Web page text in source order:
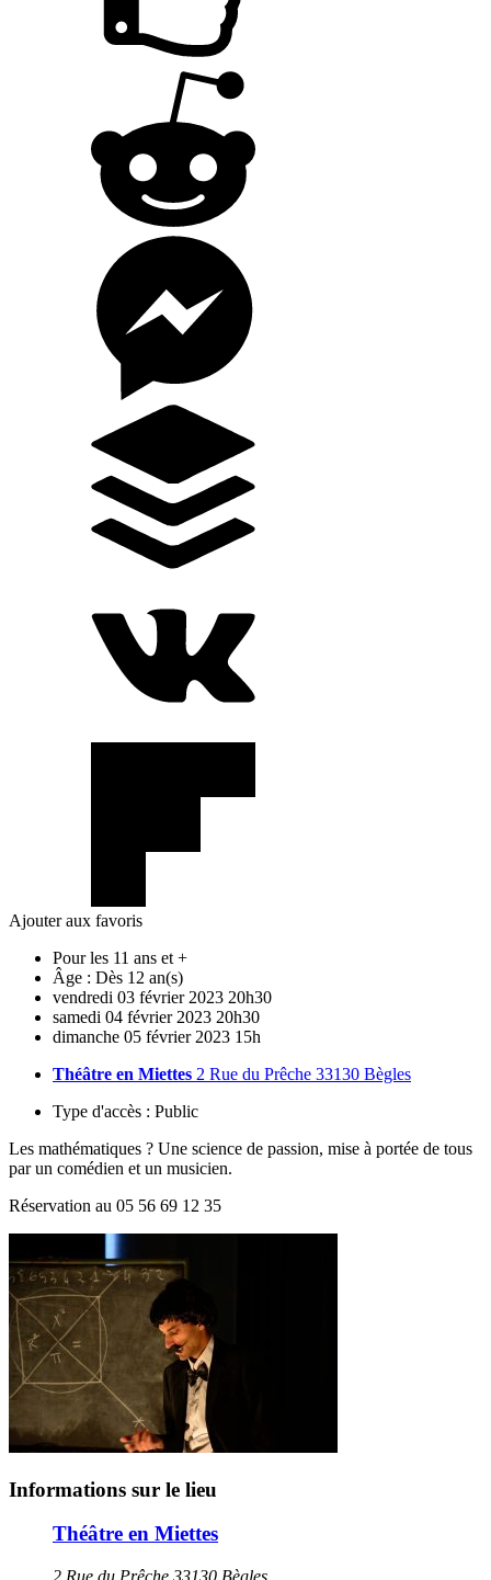
Ajouter aux favoris
Pour les 11 ans et +
Âge : Dès 12 an(s)
vendredi 03 février 2023 20h30
samedi 04 février 2023 20h30
dimanche 05 février 2023 15h
Théâtre en Miettes 2 Rue du Prêche 33130 Bègles
Type d'accès : Public
Les mathématiques ? Une science de passion, mise à portée de tous
par un comédien et un musicien.
Réservation au 05 56 69 12 35
Informations sur le lieu
Théâtre en Miettes
2 Rue du Prêche 33130 Bègles